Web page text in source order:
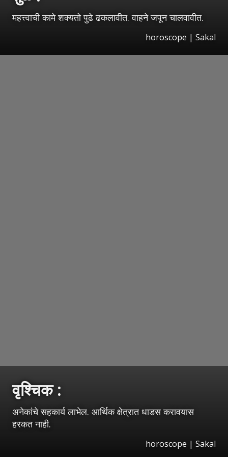
महत्त्वाची कामे शक्यतो पुढे ढकलावीत. वाहने जपून चालवावीत.
horoscope | Sakal
वृश्‍चिक :
अनेकांचे सहकार्य लाभेल. आर्थिक क्षेत्रात धाडस करावयास
हरकत नाही.
horoscope | Sakal